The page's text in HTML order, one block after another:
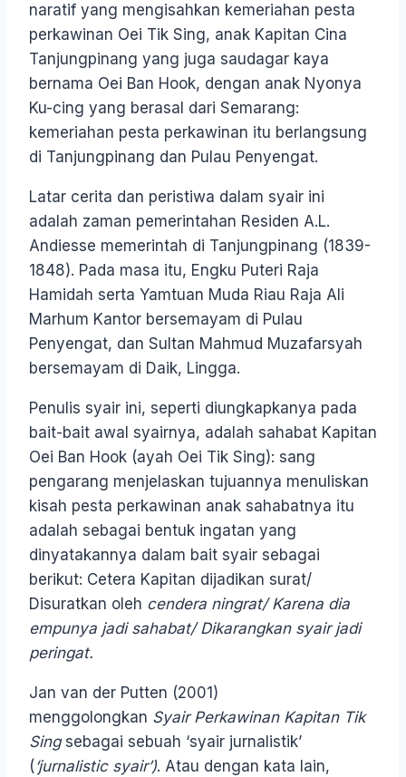
naratif yang mengisahkan kemeriahan pesta
perkawinan Oei Tik Sing, anak Kapitan Cina
Tanjungpinang yang juga saudagar kaya
bernama Oei Ban Hook, dengan anak Nyonya
Ku-cing yang berasal dari Semarang:
kemeriahan pesta perkawinan itu berlangsung
di Tanjungpinang dan Pulau Penyengat.
Latar cerita dan peristiwa dalam syair ini
adalah zaman pemerintahan Residen A.L.
Andiesse memerintah di Tanjungpinang (1839-
1848). Pada masa itu, Engku Puteri Raja
Hamidah serta Yamtuan Muda Riau Raja Ali
Marhum Kantor bersemayam di Pulau
Penyengat, dan Sultan Mahmud Muzafarsyah
bersemayam di Daik, Lingga.
Penulis syair ini, seperti diungkapkanya pada
bait-bait awal syairnya, adalah sahabat Kapitan
Oei Ban Hook (ayah Oei Tik Sing): sang
pengarang menjelaskan tujuannya menuliskan
kisah pesta perkawinan anak sahabatnya itu
adalah sebagai bentuk ingatan yang
dinyatakannya dalam bait syair sebagai
berikut: Cetera Kapitan dijadikan surat/
Disuratkan oleh cendera ningrat/ Karena dia
empunya jadi sahabat/ Dikarangkan syair jadi
peringat.
Jan van der Putten (2001)
menggolongkan Syair Perkawinan Kapitan Tik
Singsebagai sebuah ‘syair jurnalistik’
( ‘jurnalistic syair’). Atau dengan kata lain,